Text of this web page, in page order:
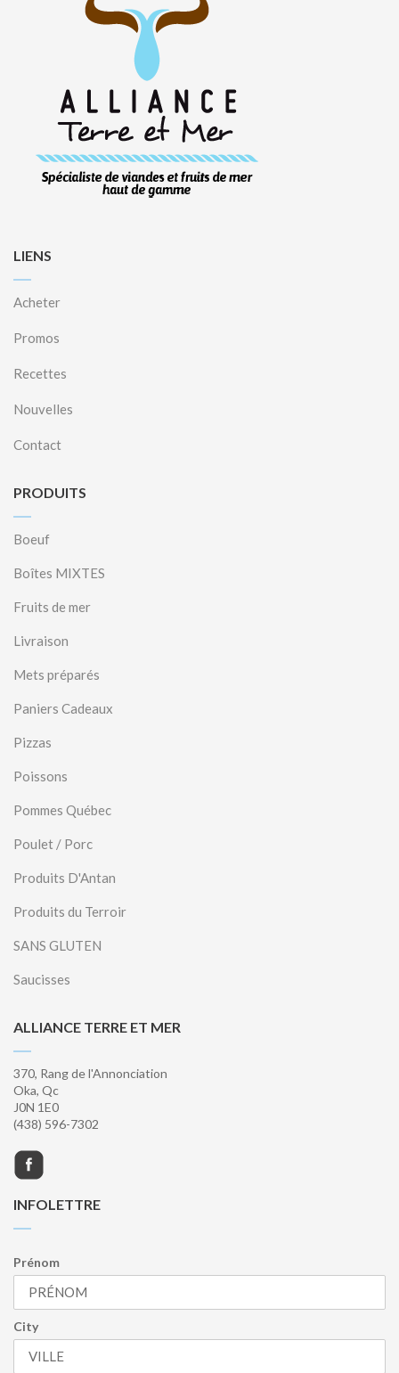
LIENS
Acheter
Promos
Recettes
Nouvelles
Contact
PRODUITS
Boeuf
Boîtes MIXTES
Fruits de mer
Livraison
Mets préparés
Paniers Cadeaux
Pizzas
Poissons
Pommes Québec
Poulet / Porc
Produits D'Antan
Produits du Terroir
SANS GLUTEN
Saucisses
ALLIANCE TERRE ET MER
370, Rang de l'Annonciation
Oka, Qc
J0N 1E0
(438) 596-7302
INFOLETTRE
Prénom
City